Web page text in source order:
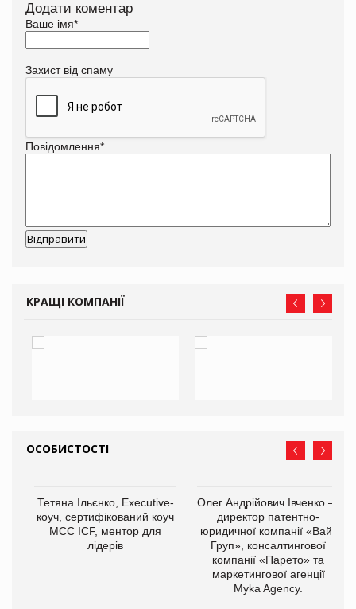
Додати коментар
Ваше імя*
Захист від спаму
Повідомлення*
КРАЩІ КОМПАНІЇ
ОСОБИСТОСТІ
Тетяна Ільєнко, Executive-
коуч, сертифікований коуч
МСС ICF, ментор для
лідерів
Олег Андрійович Івченко —
директор патентно-
юридичної компанії «Вайз
Груп», консалтингової
компанії «Парето» та
маркетингової агенції
Myka Agency.